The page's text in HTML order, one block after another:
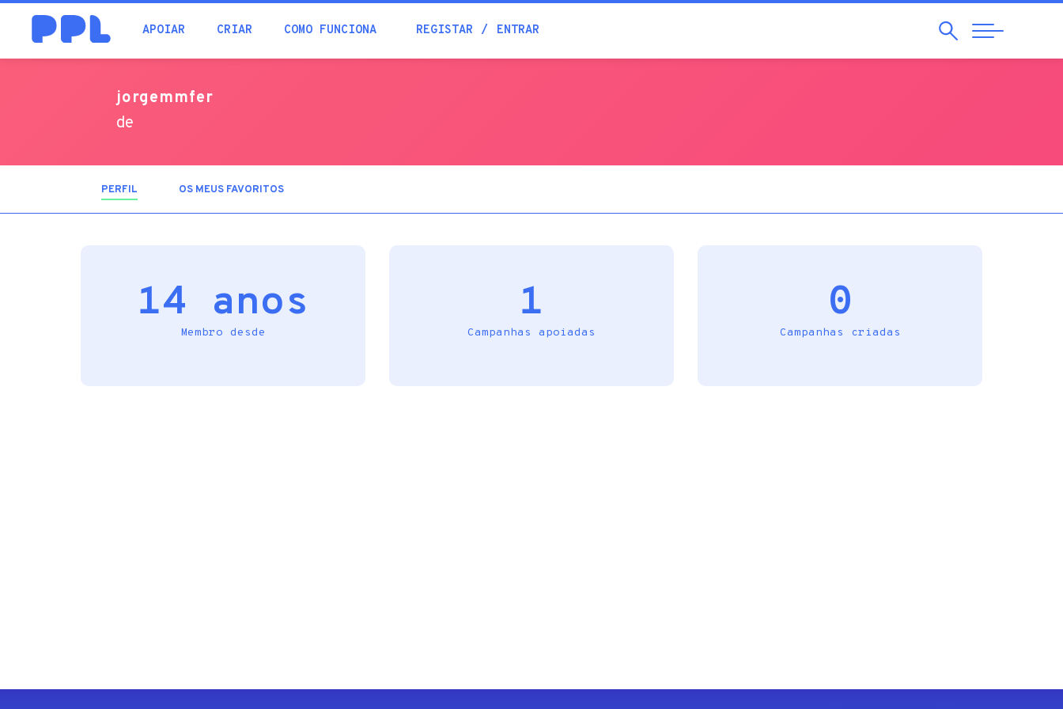
APOIAR CRIAR COMO FUNCIONA REGISTAR ENTRAR Pesquisar
Abrir
Navegação
procura
jorgemmfer
de
PERFIL (SEPARADOROS MEUS FAVORITOS
14 anos
Membro desde
1
Campanhas apoiadas
0
Campanhas criadas